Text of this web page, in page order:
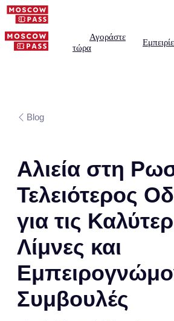
Αγοράστε
τώρα
Blog
Αλιεία στη
Τελειότερος
για τις
Λίμνες και
Συμβουλές